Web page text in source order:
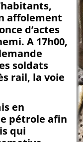
affolement
d’actes
A 17h00,
soldats
rail, la voie
en
pétrole afin
qui